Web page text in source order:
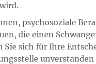
psychosoziale
die einen
sich für Ihre